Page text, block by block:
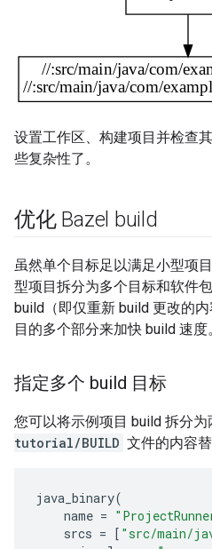
设置工作区、构建项目并检查
些复杂性了。
优化 Bazel build
虽然单个目标足以满足小型项
型项目拆分为多个目标和软件
build（即仅重新 build 更改的
目的多个部分来加快 build 速度
指定多个 build 目标
您可以将示例项目 build 拆分
tutorial/BUILD 文件的内容
java_binary(
name =
srcs = [ "src/main/